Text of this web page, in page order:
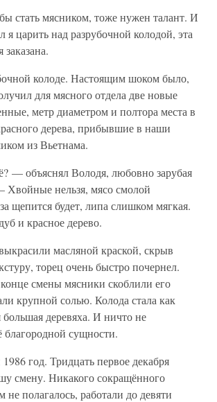
стать мясником, тоже нужен талант. И
я царить над разрубочной колодой, эта
заказана.
колоде. Настоящим шоком было,
для мясного отдела две новые
метр диаметром и полтора места в
дерева, прибывшие в наши
из Вьетнама.
— объяснял Володя, любовно зарубая
Хвойные нельзя, мясо смолой
щепится будет, липа слишком мягкая.
и красное дерево.
масляной краской, скрыв
торец очень быстро почернел.
смены мясники скоблили его
крупной солью. Колода стала как
деревяха. И ничто не
благородной сущности.
год. Тридцать первое декабря
смену. Никакого сокращённого
не полагалось, работали до девяти